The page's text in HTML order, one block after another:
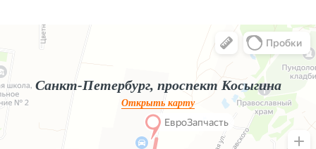
Яндекс.Карты
Яндекс.Карты — поиск мест и адресов, городской транспорт
Санкт-Петербург, проспект Косыгина
Открыть карту